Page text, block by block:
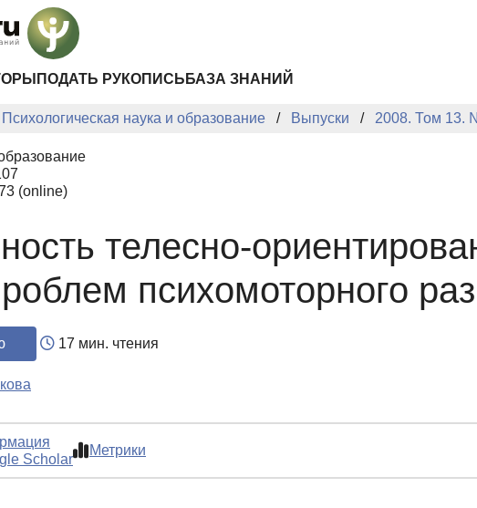
ПОДАТЬ РУКОПИСЬ БАЗА ЗНАНИЙ
Психологическая наука и образование Выпуски 2008. Том 13.
(online)
телесно-
психомоторного
17 мин. чтения
Scholar
Метрики